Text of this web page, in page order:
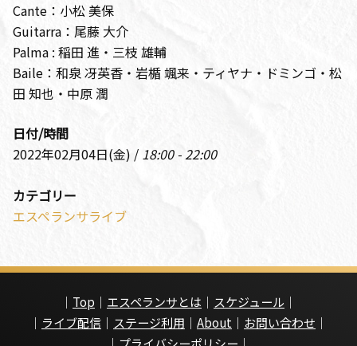
Cante：小松 美保
Guitarra：尾藤 大介
Palma : 稲田 進・三枝 雄輔
Baile：和泉 冴英香・岩楯 颯来・ティヤナ・ドミンゴ・松
田 知也・中原 潤
日付/時間
2022年02月04日(金) / 18:00 - 22:00
カテゴリー
エスペランサライブ
｜ Top ｜ エスペランサとは ｜ スケジュール ｜
｜ ライブ配信 ｜ ステージ利用 ｜ About ｜ お問い合わせ ｜